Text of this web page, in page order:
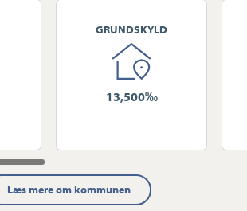
GRUNDSKYLD
13,500‰
Læs mere om kommunen